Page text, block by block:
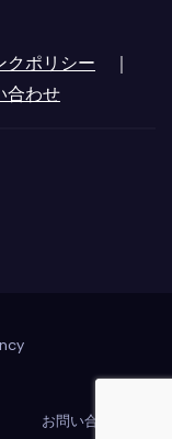
クポリシー ｜
合わせ
お問い合わせ